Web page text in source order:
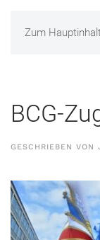
Zum
MENÜ
BCG-
GESCHRIEBEN VON